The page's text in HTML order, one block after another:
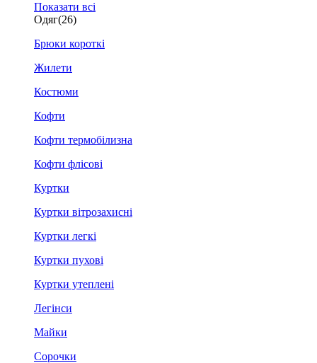
Показати всі
Одяг(26)
Брюки короткі
Жилети
Костюми
Кофти
Кофти термобілизна
Кофти флісові
Куртки
Куртки вітрозахисні
Куртки легкі
Куртки пухові
Куртки утеплені
Легінси
Майки
Сорочки